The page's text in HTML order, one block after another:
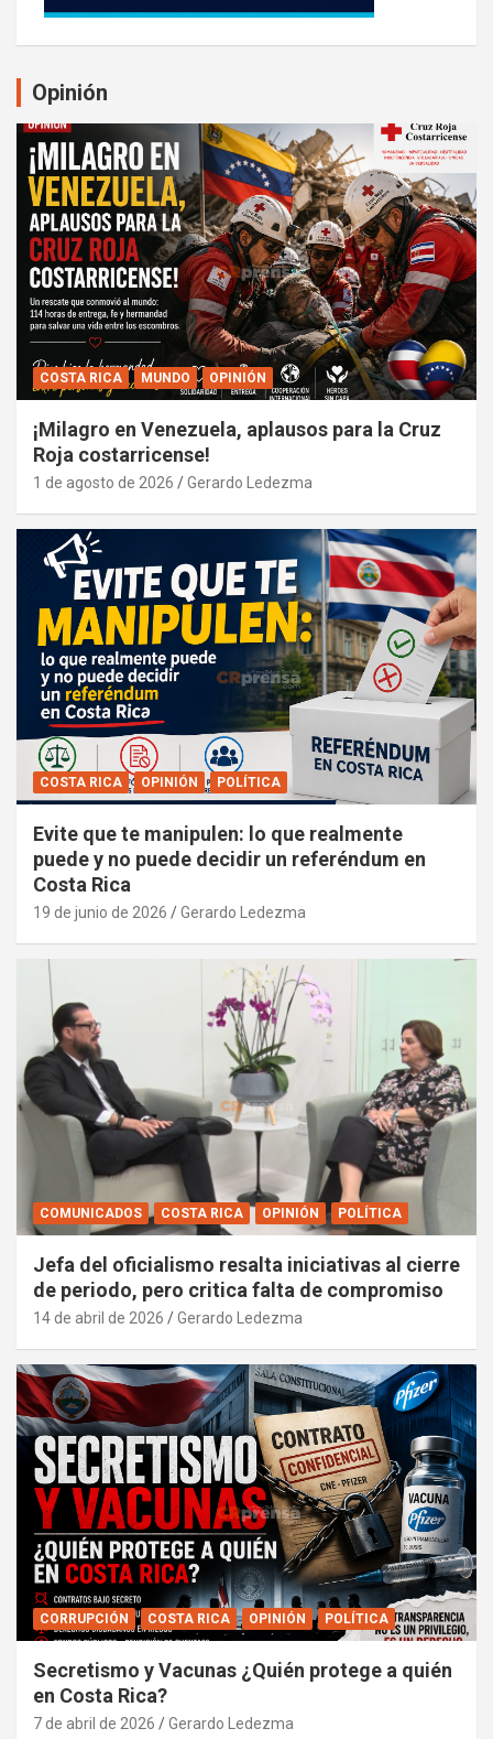
Opinión
COSTA RICA MUNDO OPINIÓN
¡Milagro en Venezuela, aplausos para la Cruz
Roja costarricense!
1 de agosto de 2026 Gerardo Ledezma
COSTA RICA OPINIÓN POLÍTICA
Evite que te manipulen: lo que realmente
puede y no puede decidir un referéndum en
Costa Rica
19 de junio de 2026 Gerardo Ledezma
COMUNICADOS COSTA RICA OPINIÓN POLÍTICA
Jefa del oficialismo resalta iniciativas al cierre
de periodo, pero critica falta de compromiso
14 de abril de 2026 Gerardo Ledezma
CORRUPCIÓN COSTA RICA OPINIÓN POLÍTICA
Secretismo y Vacunas ¿Quién protege a quién
en Costa Rica?
7 de abril de 2026 Gerardo Ledezma